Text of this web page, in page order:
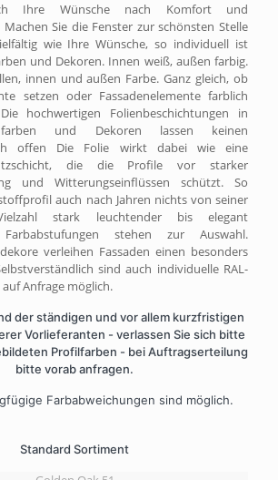
Ihre Wünsche nach Komfort und
Machen Sie die Fenster zur schönsten Stelle
wie Ihre Wünsche, so individuell ist
und Dekoren. Innen weiß, außen farbig.
innen und außen Farbe. Ganz gleich, ob
setzen oder Fassadenelemente farblich
hochwertigen Folienbeschichtungen in
und Dekoren lassen keinen
offen Die Folie wirkt dabei wie eine
die die Profile vor starker
und Witterungseinflüssen schützt. So
auch nach Jahren nichts von seiner
stark leuchtender bis elegant
Farbabstufungen stehen zur Auswahl.
verleihen Fassaden einen besonders
sind auch individuelle RAL-
Anfrage möglich.
der ständigen und vor allem kurzfristigen
Vorlieferanten - verlassen Sie sich bitte
Profilfarben - bei Auftragserteilung
bitte vorab anfragen.
Farbabweichungen sind möglich.
Standard Sortiment